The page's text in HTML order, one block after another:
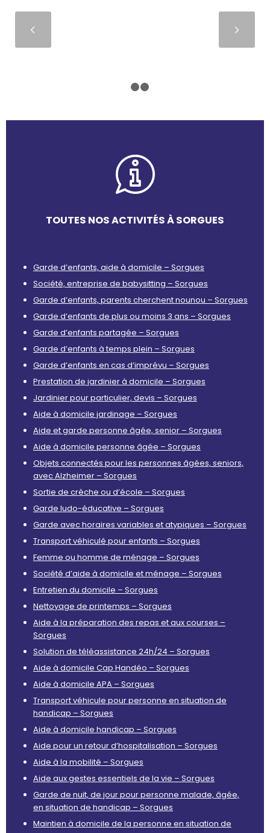
TOUTES NOS ACTIVITÉS À SORGUES
Garde d’enfants, aide à domicile – Sorgues
Société, entreprise de babysitting – Sorgues
Garde d’enfants, parents cherchent nounou – Sorgues
Garde d’enfants de plus ou moins 3 ans – Sorgues
Garde d’enfants partagée – Sorgues
Garde d’enfants à temps plein – Sorgues
Garde d’enfants en cas d’imprévu – Sorgues
Prestation de jardinier à domicile – Sorgues
Jardinier pour particulier, devis – Sorgues
Aide à domicile jardinage – Sorgues
Aide et garde personne âgée, senior – Sorgues
Aide à domicile personne âgée – Sorgues
Objets connectés pour les personnes âgées, seniors,
avec Alzheimer – Sorgues
Sortie de crèche ou d’école – Sorgues
Garde ludo-éducative – Sorgues
Garde avec horaires variables et atypiques – Sorgues
Transport véhiculé pour enfants – Sorgues
Femme ou homme de ménage – Sorgues
Société d’aide à domicile et ménage – Sorgues
Entretien du domicile – Sorgues
Nettoyage de printemps – Sorgues
Aide à la préparation des repas et aux courses –
Sorgues
Solution de téléassistance 24h/24 – Sorgues
Aide à domicile Cap Handéo – Sorgues
Aide à domicile APA – Sorgues
Transport véhicule pour personne en situation de
handicap – Sorgues
Aide à domicile handicap – Sorgues
Aide pour un retour d’hospitalisation – Sorgues
Aide à la mobilité – Sorgues
Aide aux gestes essentiels de la vie – Sorgues
Garde de nuit, de jour pour personne malade, âgée,
en situation de handicap – Sorgues
Maintien à domicile de la personne en situation de